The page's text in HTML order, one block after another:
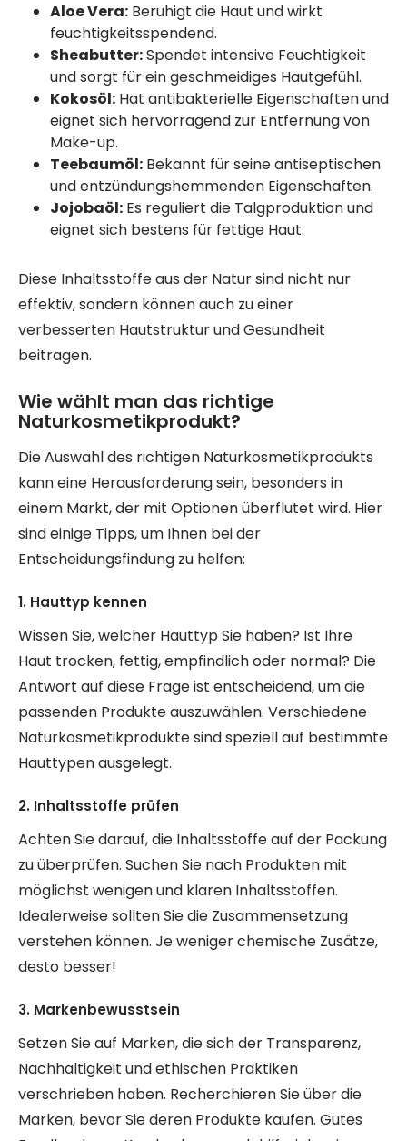
Aloe Vera: Beruhigt die Haut und wirkt
feuchtigkeitsspendend.
Sheabutter:Spendet intensive Feuchtigkeit
und sorgt für ein geschmeidiges Hautgefühl.
Kokosöl: Hat antibakterielle Eigenschaften und
eignet sich hervorragend zur Entfernung von
Make-up.
Teebaumöl: Bekannt für seine antiseptischen
und entzündungshemmenden Eigenschaften.
Jojobaöl: Es reguliert die Talgproduktion und
eignet sich bestens für fettige Haut.
Diese Inhaltsstoffe aus der Natur sind nicht nur
effektiv, sondern können auch zu einer
verbesserten Hautstruktur und Gesundheit
beitragen.
Wie wählt man das richtige
Naturkosmetikprodukt?
Die Auswahl des richtigen Naturkosmetikprodukts
kann eine Herausforderung sein, besonders in
einem Markt, der mit Optionen überflutet wird. Hier
sind einige Tipps, um Ihnen bei der
Entscheidungsfindung zu helfen:
1. Hauttyp kennen
Wissen Sie, welcher Hauttyp Sie haben? Ist Ihre
Haut trocken, fettig, empfindlich oder normal? Die
Antwort auf diese Frage ist entscheidend, um die
passenden Produkte auszuwählen. Verschiedene
Naturkosmetikprodukte sind speziell auf bestimmte
Hauttypen ausgelegt.
2. Inhaltsstoffe prüfen
Achten Sie darauf, die Inhaltsstoffe auf der Packung
zu überprüfen. Suchen Sie nach Produkten mit
möglichst wenigen und klaren Inhaltsstoffen.
Idealerweise sollten Sie die Zusammensetzung
verstehen können. Je weniger chemische Zusätze,
desto besser!
3. Markenbewusstsein
Setzen Sie auf Marken, die sich der Transparenz,
Nachhaltigkeit und ethischen Praktiken
verschrieben haben. Recherchieren Sie über die
Marken, bevor Sie deren Produkte kaufen. Gutes